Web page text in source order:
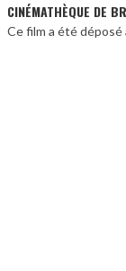
CINÉMATHÈQUE DE
Ce film a été